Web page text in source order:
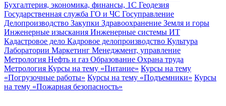
Бухгалтерия, экономика, финансы, 1С Геодезия
Государственная служба ГО и ЧС Госуправление
Делопроизводство Закупки Здравоохранение Земля и горы
Инженерные изыскания Инженерные системы ИТ
Кадастровое дело Кадровое делопроизводство Культура
Лаборатории Маркетинг Менеджмент, управление
Метрология Нефть и газ Образование Охрана труда
Метрология Курсы на тему «Питание» Курсы на тему
«Погрузочные работы» Курсы на тему «Подъемники» Курсы
на тему «Пожарная безопасность»